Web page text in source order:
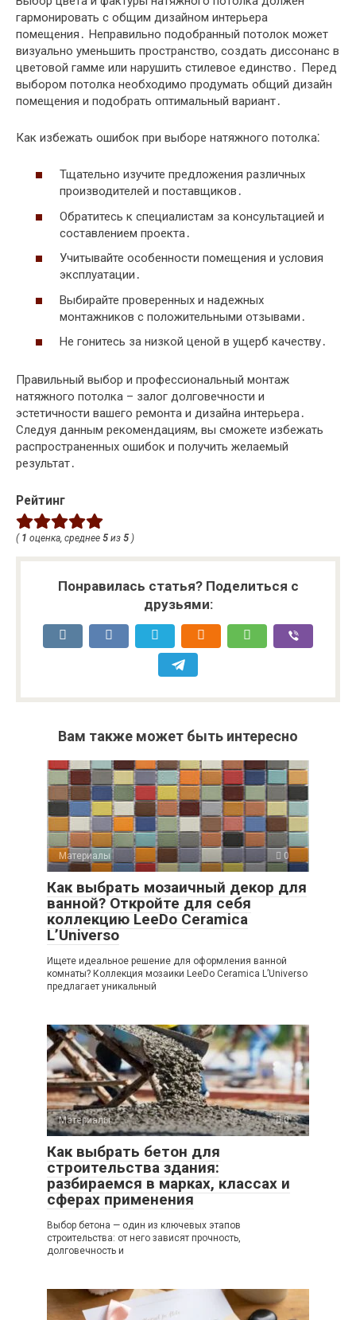
гармонировать с общим дизайном интерьера
помещения․ Неправильно подобранный потолок может
визуально уменьшить пространство, создать диссонанс в
цветовой гамме или нарушить стилевое единство․ Перед
выбором потолка необходимо продумать общий дизайн
помещения и подобрать оптимальный вариант․
Как избежать ошибок при выборе натяжного потолка⁚
Тщательно изучите предложения различных
производителей и поставщиков․
Обратитесь к специалистам за консультацией и
составлением проекта․
Учитывайте особенности помещения и условия
эксплуатации․
Выбирайте проверенных и надежных
монтажников с положительными отзывами․
Не гонитесь за низкой ценой в ущерб качеству․
Правильный выбор и профессиональный монтаж
натяжного потолка – залог долговечности и
эстетичности вашего ремонта и дизайна интерьера․
Следуя данным рекомендациям, вы сможете избежать
распространенных ошибок и получить желаемый
результат․
Рейтинг
( 1 оценка, среднее 5 из 5 )
Понравилась статья? Поделиться с
друзьями:
Вам также может быть интересно
Материалы 0
Как выбрать мозаичный декор для
ванной? Откройте для себя
коллекцию LeeDo Ceramica
L’Universo
Ищете идеальное решение для оформления ванной
комнаты? Коллекция мозаики LeeDo Ceramica L’Universo
предлагает уникальный
Материалы 0
Как выбрать бетон для
строительства здания:
разбираемся в марках, классах и
сферах применения
Выбор бетона — один из ключевых этапов
строительства: от него зависят прочность,
долговечность и